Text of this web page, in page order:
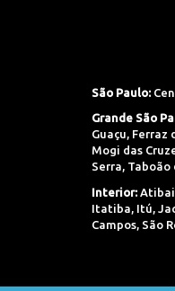
São Paulo:
Grande São
Guaçu, Ferraz
Mogi das
Serra, Taboão
Interior:
Itatiba Itú
Campos São